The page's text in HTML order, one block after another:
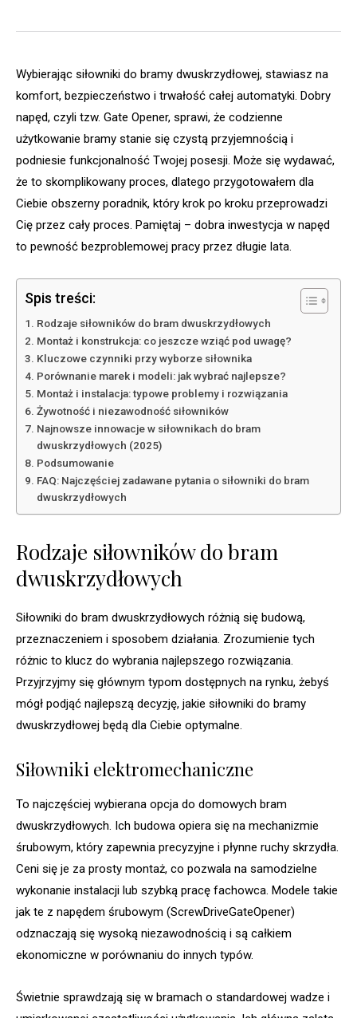
Wybierając siłowniki do bramy dwuskrzydłowej, stawiasz na
komfort, bezpieczeństwo i trwałość całej automatyki. Dobry
napęd, czyli tzw. Gate Opener, sprawi, że codzienne
użytkowanie bramy stanie się czystą przyjemnością i
podniesie funkcjonalność Twojej posesji. Może się wydawać,
że to skomplikowany proces, dlatego przygotowałem dla
Ciebie obszerny poradnik, który krok po kroku przeprowadzi
Cię przez cały proces. Pamiętaj – dobra inwestycja w napęd
to pewność bezproblemowej pracy przez długie lata.
Spis treści:
Rodzaje siłowników do bram dwuskrzydłowych
Montaż i konstrukcja: co jeszcze wziąć pod uwagę?
Kluczowe czynniki przy wyborze siłownika
Porównanie marek i modeli: jak wybrać najlepsze?
Montaż i instalacja: typowe problemy i rozwiązania
Żywotność i niezawodność siłowników
Najnowsze innowacje w siłownikach do bram
dwuskrzydłowych (2025)
Podsumowanie
FAQ: Najczęściej zadawane pytania o siłowniki do bram
dwuskrzydłowych
Rodzaje siłowników do bram
dwuskrzydłowych
Siłowniki do bram dwuskrzydłowych różnią się budową,
przeznaczeniem i sposobem działania. Zrozumienie tych
różnic to klucz do wybrania najlepszego rozwiązania.
Przyjrzyjmy się głównym typom dostępnych na rynku, żebyś
mógł podjąć najlepszą decyzję, jakie siłowniki do bramy
dwuskrzydłowej będą dla Ciebie optymalne.
Siłowniki elektromechaniczne
To najczęściej wybierana opcja do domowych bram
dwuskrzydłowych. Ich budowa opiera się na mechanizmie
śrubowym, który zapewnia precyzyjne i płynne ruchy skrzydła.
Ceni się je za prosty montaż, co pozwala na samodzielne
wykonanie instalacji lub szybką pracę fachowca. Modele takie
jak te z napędem śrubowym (ScrewDriveGateOpener)
odznaczają się wysoką niezawodnością i są całkiem
ekonomiczne w porównaniu do innych typów.
Świetnie sprawdzają się w bramach o standardowej wadze i